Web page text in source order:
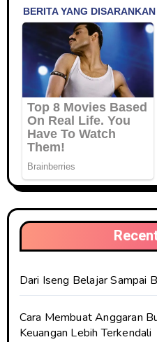
Dari Iseng Belajar Sampai
Cara Membuat Anggaran
Keuangan Lebih Terkendali